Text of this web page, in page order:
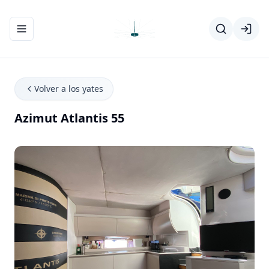
Abrir/cerrar el menú de navegación
Volver a los yates
Azimut Atlantis 55